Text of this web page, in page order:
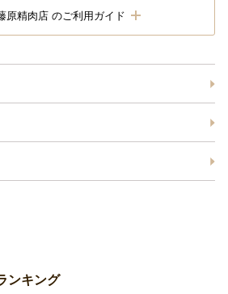
原精肉店 のご利用ガイド
ンキング